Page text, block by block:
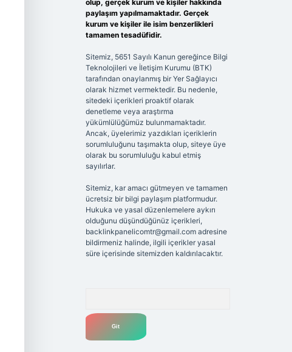
olup, gerçek kurum ve kişiler hakkında
paylaşım yapılmamaktadır. Gerçek
kurum ve kişiler ile isim benzerlikleri
tamamen tesadüfidir.
Sitemiz, 5651 Sayılı Kanun gereğince Bilgi
Teknolojileri ve İletişim Kurumu (BTK)
tarafından onaylanmış bir Yer Sağlayıcı
olarak hizmet vermektedir. Bu nedenle,
sitedeki içerikleri proaktif olarak
denetleme veya araştırma
yükümlülüğümüz bulunmamaktadır.
Ancak, üyelerimiz yazdıkları içeriklerin
sorumluluğunu taşımakta olup, siteye üye
olarak bu sorumluluğu kabul etmiş
sayılırlar.
Sitemiz, kar amacı gütmeyen ve tamamen
ücretsiz bir bilgi paylaşım platformudur.
Hukuka ve yasal düzenlemelere aykırı
olduğunu düşündüğünüz içerikleri,
backlinkpanelicomtr@gmail.comadresine
bildirmeniz halinde, ilgili içerikler yasal
süre içerisinde sitemizden kaldırılacaktır.